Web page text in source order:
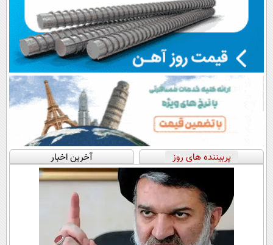
پربیننده های روز آخرین اخبار